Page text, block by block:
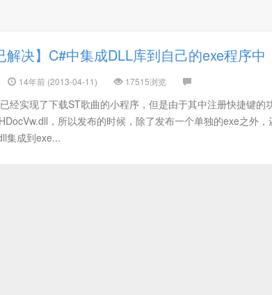
解决】C#中集成DLL库到自己的exe程序中
14年前 (2013-04-11) 17515浏览
已经实现了下载ST歌曲的小程序，但是由于其中注册快捷键的
，所以发布的时候，除了发布一个单独的exe之外，
集成到exe...